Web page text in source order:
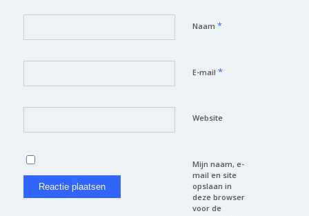
Naam *
E-mail *
Website
Mijn naam, e-
mail en site
opslaan in
deze browser
voor de